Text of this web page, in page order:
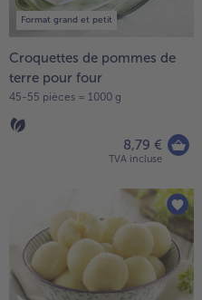
Format grand et petit
Croquettes de pommes de
terre pour four
45-55 pièces = 1000 g
8,79 €
TVA incluse